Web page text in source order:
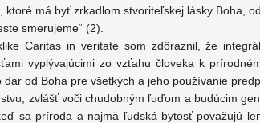
ktoré má byť zrkadlom stvoriteľskej lásky Boha,
smerujeme“ (2).
Caritas in veritate som zdôraznil, že
vyplývajúcimi zo vzťahu človeka k
dar od Boha pre všetkých a jeho používanie
zvlášť voči chudobným ľuďom a budúcim
sa príroda a najmä ľudská bytosť považujú